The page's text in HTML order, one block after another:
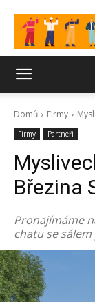
Domů Firmy
Firmy Partneři
Březina
Pronajímáme
chatu se